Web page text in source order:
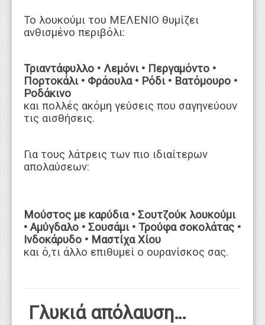
Το λουκούμι του ΜΕΛΕΝΙΟ θυμίζει
ανθισμένο περιβόλι:
Τριαντάφυλλο • Λεμόνι • Περγαμόντο •
Πορτοκάλι • Φράουλα • Ρόδι • Βατόμουρο •
Ροδάκινο
και πολλές ακόμη γεύσεις που σαγηνεύουν
τις αισθήσεις.
Για τους λάτρεις των πιο ιδιαίτερων
απολαύσεων:
Μούστος με καρύδια • Σουτζούκ λουκούμι
• Αμύγδαλο • Σουσάμι • Τρούφα σοκολάτας •
Ινδοκάρυδο • Μαστίχα Χίου
και ό,τι άλλο επιθυμεί ο ουρανίσκος σας.
Γλυκιά απόλαυση…